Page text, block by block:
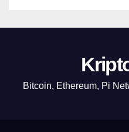
Bitcoin, Ethereum, Pi